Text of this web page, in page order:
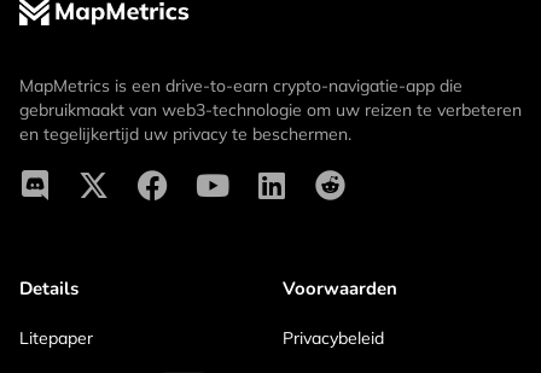
MapMetrics is een drive-to-earn crypto-navigatie-app die
gebruikmaakt van web3-technologie om uw reizen te verbeteren
en tegelijkertijd uw privacy te beschermen.
Details
Litepaper
Voorwaarden
Privacybeleid